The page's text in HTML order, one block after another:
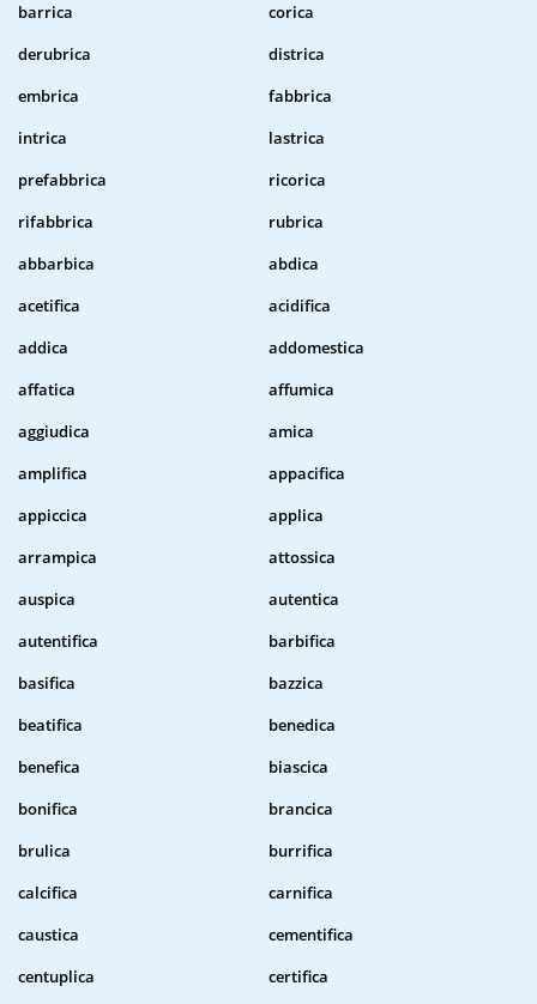
barrica
corica
derubrica
districa
embrica
fabbrica
intrica
lastrica
prefabbrica
ricorica
rifabbrica
rubrica
abbarbica
abdica
acetifica
acidifica
addica
addomestica
affatica
affumica
aggiudica
amica
amplifica
appacifica
appiccica
applica
arrampica
attossica
auspica
autentica
autentifica
barbifica
basifica
bazzica
beatifica
benedica
benefica
biascica
bonifica
brancica
brulica
burrifica
calcifica
carnifica
caustica
cementifica
centuplica
certifica